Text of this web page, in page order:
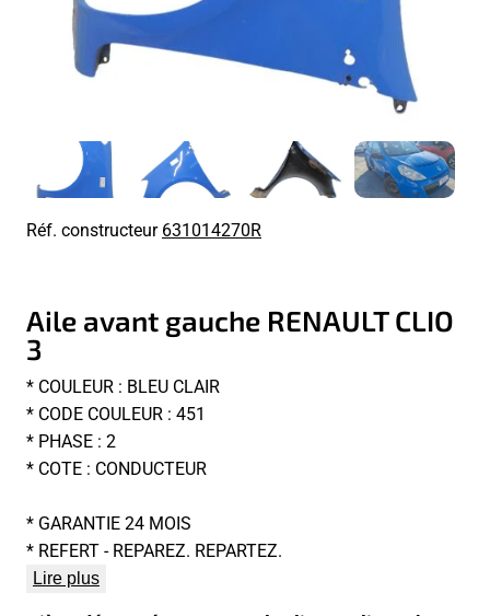
Réf. constructeur631014270R
Aile avant gauche RENAULT CLIO
3
* COULEUR : BLEU CLAIR
* CODE COULEUR : 451
* PHASE : 2
* COTE : CONDUCTEUR
* GARANTIE 24 MOIS
* REFERT - REPAREZ. REPARTEZ.
Lire plus